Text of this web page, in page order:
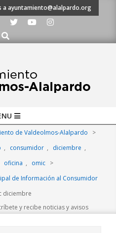
a ayuntamiento@alalpardo.org
Buscar
de Valdeolmos-Alalpardo
>
, consumidor , diciembre ,
oficina , omic
>
de Información al Consumidor
diciembre
y recibe noticias y avisos